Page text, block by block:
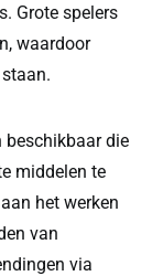
Grote spelers
waardoor
beschikbaar die
middelen te
het werken
van
via